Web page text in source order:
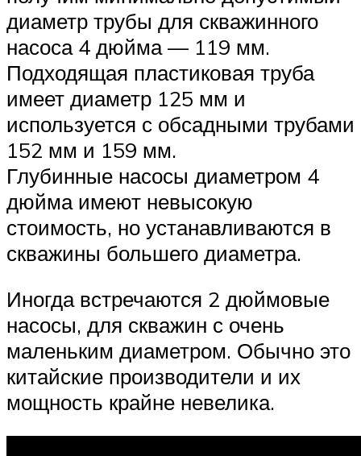
диаметр трубы для скважинного
насоса 4 дюйма — 119 мм.
Подходящая пластиковая труба
имеет диаметр 125 мм и
используется с обсадными трубами
152 мм и 159 мм.
Глубинные насосы диаметром 4
дюйма имеют невысокую
стоимость, но устанавливаются в
скважины большего диаметра.
Иногда встречаются 2 дюймовые
насосы, для скважин с очень
маленьким диаметром. Обычно это
китайские производители и их
мощность крайне невелика.